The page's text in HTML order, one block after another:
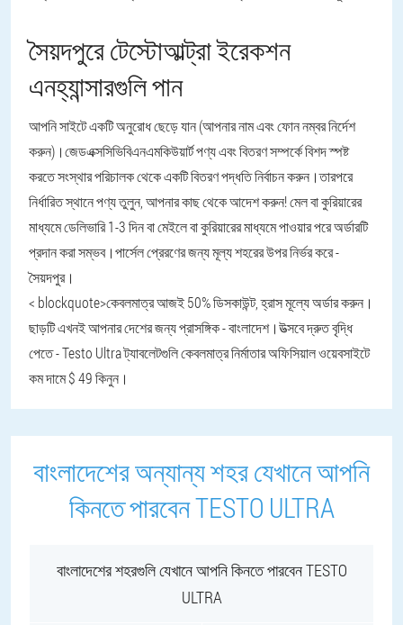
সৈয়দপুরে টেস্টোআল্ট্রা ইরেকশন
এনহ্যান্সারগুলি পান
আপনি সাইটে একটি অনুরোধ ছেড়ে যান (আপনার নাম এবং ফোন নম্বর নির্দেশ
করুন)।জেডএক্সসিভিবিএনএমকিউয়ার্ট পণ্য এবং বিতরণ সম্পর্কে বিশদ স্পষ্ট
করতে সংস্থার পরিচালক থেকে একটি বিতরণ পদ্ধতি নির্বাচন করুন।তারপরে
নির্ধারিত স্থানে পণ্য তুলুন, আপনার কাছ থেকে আদেশ করুন! মেল বা কুরিয়ারের
মাধ্যমে ডেলিভারি 1-3 দিন বা মেইলে বা কুরিয়ারের মাধ্যমে পাওয়ার পরে অর্ডারটি
প্রদান করা সম্ভব।পার্সেল প্রেরণের জন্য মূল্য শহরের উপর নির্ভর করে -
সৈয়দপুর।
< blockquote>কেবলমাত্র আজই 50% ডিসকাউন্ট, হ্রাস মূল্যে অর্ডার করুন।
ছাড়টি এখনই আপনার দেশের জন্য প্রাসঙ্গিক - বাংলাদেশ।উত্সবে দ্রুত বৃদ্ধি
পেতে - Testo Ultra ট্যাবলেটগুলি কেবলমাত্র নির্মাতার অফিসিয়াল ওয়েবসাইটে
কম দামে $ 49 কিনুন।
বাংলাদেশের অন্যান্য শহর যেখানে আপনি
কিনতে পারবেন TESTO ULTRA
বাংলাদেশের শহরগুলি যেখানে আপনি কিনতে পারবেন TESTO
ULTRA